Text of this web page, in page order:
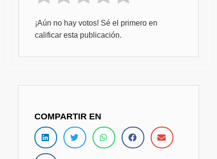
¡Aún no hay votos! Sé el primero en
calificar esta publicación.
COMPARTIR EN